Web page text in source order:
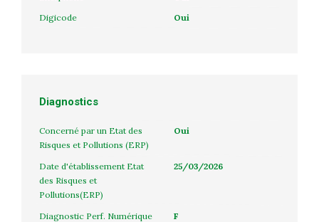
Digicode
Oui
Diagnostics
Concerné par un Etat des
Risques et Pollutions (ERP)
Oui
Date d'établissement Etat
des Risques et
Pollutions(ERP)
25/03/2026
Diagnostic Perf. Numérique
F